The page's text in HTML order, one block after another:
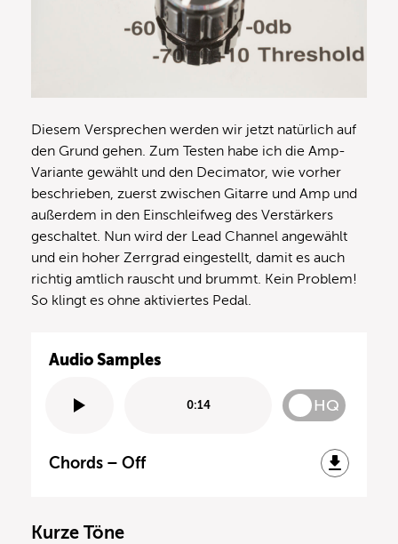
Diesem Versprechen werden wir jetzt natürlich auf
den Grund gehen. Zum Testen habe ich die Amp-
Variante gewählt und den Decimator, wie vorher
beschrieben, zuerst zwischen Gitarre und Amp und
außerdem in den Einschleifweg des Verstärkers
geschaltet. Nun wird der Lead Channel angewählt
und ein hoher Zerrgrad eingestellt, damit es auch
richtig amtlich rauscht und brummt. Kein Problem!
So klingt es ohne aktiviertes Pedal.
Audio Samples
0:14 HQ
Chords – Off
Kurze Töne